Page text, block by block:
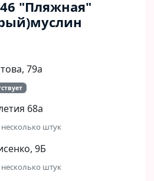
"Пляжная"
79а
68а
штук
9Б​
штук